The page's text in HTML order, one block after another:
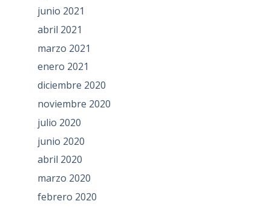
junio 2021
abril 2021
marzo 2021
enero 2021
diciembre 2020
noviembre 2020
julio 2020
junio 2020
abril 2020
marzo 2020
febrero 2020